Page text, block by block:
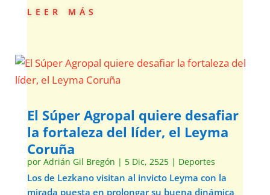
leer más
El Súper Agropal quiere desafiar
la fortaleza del líder, el Leyma
Coruña
por Adrián Gil Bregón | 5 Dic, 2525| Deportes
Los de Lezkano visitan al invicto Leyma con la
mirada puesta en prolongar su buena dinámica